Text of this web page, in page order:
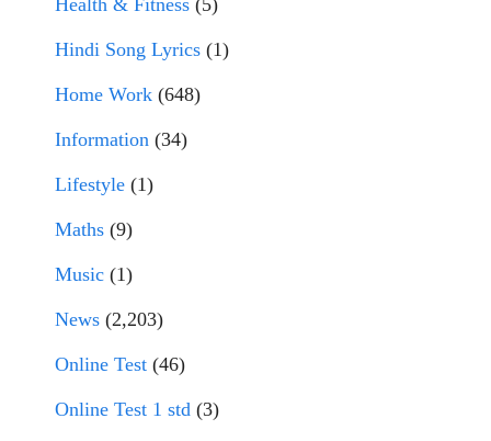
Hindi Song Lyrics (1)
Home Work (648)
Information (34)
Lifestyle (1)
Maths (9)
Music (1)
News (2,203)
Online Test (46)
Online Test 1 std (3)